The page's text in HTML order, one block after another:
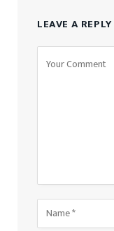
LEAVE A REPLY